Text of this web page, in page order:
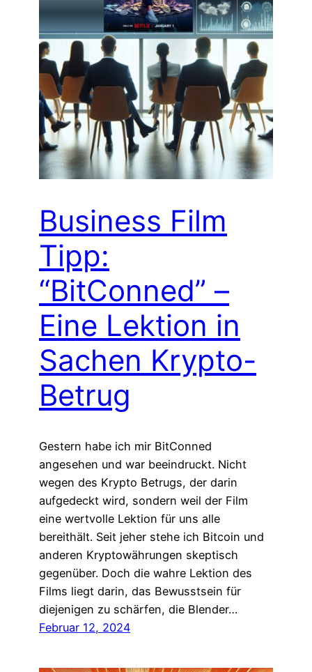
Business Film
Tipp:
“BitConned” –
Eine Lektion in
Sachen Krypto-
Betrug
Gestern habe ich mir BitConned
angesehen und war beeindruckt. Nicht
wegen des Krypto Betrugs, der darin
aufgedeckt wird, sondern weil der Film
eine wertvolle Lektion für uns alle
bereithält. Seit jeher stehe ich Bitcoin und
anderen Kryptowährungen skeptisch
gegenüber. Doch die wahre Lektion des
Films liegt darin, das Bewusstsein für
diejenigen zu schärfen, die Blender…
Februar 12, 2024